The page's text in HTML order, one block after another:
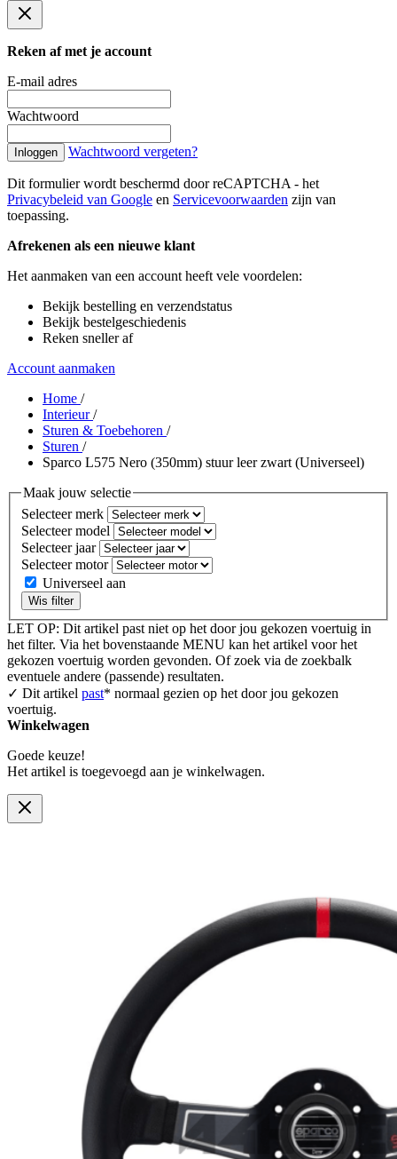
Reken af met je account
E-mail adres
Wachtwoord
Inloggen Wachtwoord vergeten?
Dit formulier wordt beschermd door reCAPTCHA - het
Privacybeleid van Google en Servicevoorwaarden zijn van
toepassing.
Afrekenen als een nieuwe klant
Het aanmaken van een account heeft vele voordelen:
Bekijk bestelling en verzendstatus
Bekijk bestelgeschiedenis
Reken sneller af
Account aanmaken
Home /
Interieur/
Sturen & Toebehoren /
Sturen /
Sparco L575 Nero (350mm) stuur leer zwart (Universeel)
Maak jouw selectie
Selecteer merk
Selecteer model
Selecteer jaar
Selecteer motor
Universeel aan
Wis filter
LET OP: Dit artikel past niet op het door jou gekozen voertuig in
het filter. Via het bovenstaande MENU kan het artikel voor het
gekozen voertuig worden gevonden. Of zoek via de zoekbalk
eventuele andere (passende) resultaten.
✓ Dit artikel past* normaal gezien op het door jou gekozen
voertuig.
Winkelwagen
Goede keuze!
Het artikel is toegevoegd aan je winkelwagen.